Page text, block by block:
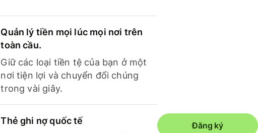
Quản lý tiền mọi lúc mọi nơi trên
toàn cầu.
Giữ các loại tiền tệ của bạn ở một
nơi tiện lợi và chuyển đổi chúng
trong vài giây.
Thẻ ghi nợ quốc tế
Đăng ký